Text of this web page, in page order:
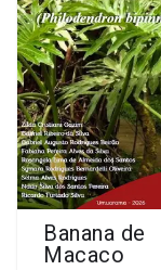
Banana de
Macaco